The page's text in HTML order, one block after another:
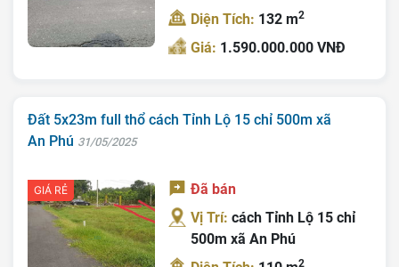
Tra Quy Hoạch
Diện Tích: 132 m2
Giá: 1.590.000.000 VNĐ
Đất 5x23m full thổ cách Tỉnh Lộ 15 chỉ 500m xã
An Phú 31/05/2025
GIÁ RẺ
Đã bán
Vị Trí:cách Tỉnh Lộ 15 chỉ
500m xã An Phú
2